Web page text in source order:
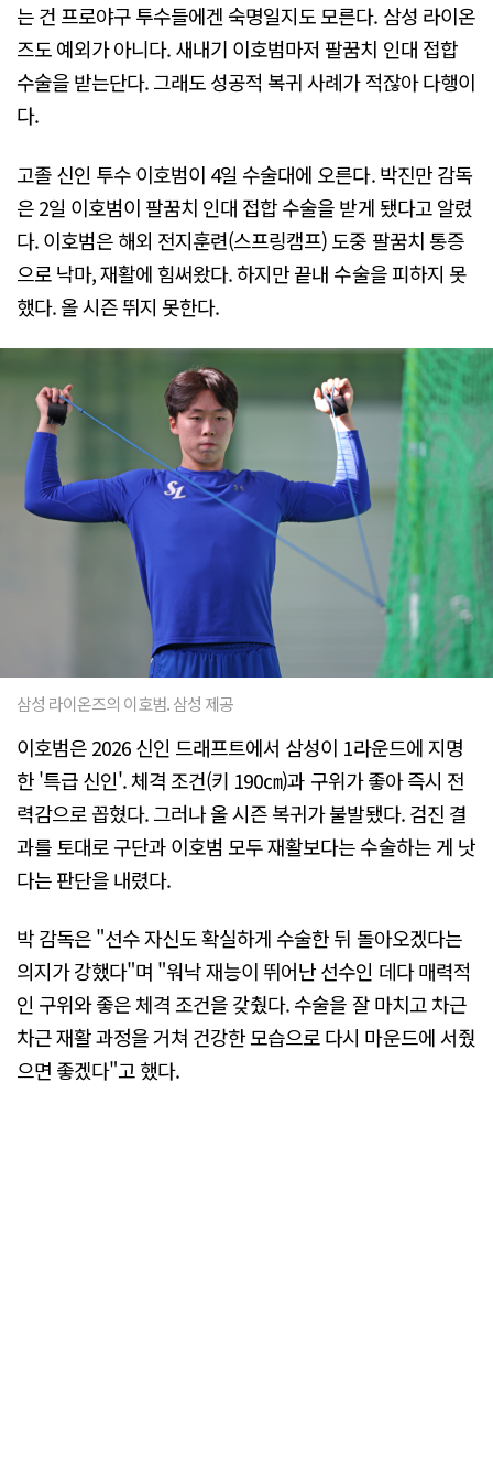
는 건 프로야구 투수들에겐 숙명일지도 모른다. 삼성 라이온
즈도 예외가 아니다. 새내기 이호범마저 팔꿈치 인대 접합
수술을 받는단다. 그래도 성공적 복귀 사례가 적잖아 다행이
다.
고졸 신인 투수 이호범이 4일 수술대에 오른다. 박진만 감독
은 2일 이호범이 팔꿈치 인대 접합 수술을 받게 됐다고 알렸
다. 이호범은 해외 전지훈련(스프링캠프) 도중 팔꿈치 통증
으로 낙마, 재활에 힘써왔다. 하지만 끝내 수술을 피하지 못
했다. 올 시즌 뛰지 못한다.
삼성 라이온즈의 이호범. 삼성 제공
이호범은 2026 신인 드래프트에서 삼성이 1라운드에 지명
한 '특급 신인'. 체격 조건(키 190㎝)과 구위가 좋아 즉시 전
력감으로 꼽혔다. 그러나 올 시즌 복귀가 불발됐다. 검진 결
과를 토대로 구단과 이호범 모두 재활보다는 수술하는 게 낫
다는 판단을 내렸다.
박 감독은 "선수 자신도 확실하게 수술한 뒤 돌아오겠다는
의지가 강했다"며 "워낙 재능이 뛰어난 선수인 데다 매력적
인 구위와 좋은 체격 조건을 갖췄다. 수술을 잘 마치고 차근
차근 재활 과정을 거쳐 건강한 모습으로 다시 마운드에 서줬
으면 좋겠다"고 했다.